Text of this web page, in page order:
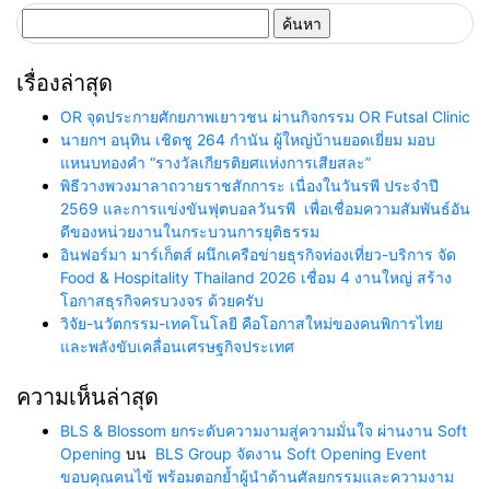
สำหรับ:
เรื่องล่าสุด
OR จุดประกายศักยภาพเยาวชน ผ่านกิจกรรม OR Futsal Clinic
นายกฯ อนุทิน เชิดชู 264 กำนัน ผู้ใหญ่บ้านยอดเยี่ยม มอบ
แหนบทองคำ “รางวัลเกียรติยศแห่งการเสียสละ”
พิธีวางพวงมาลาถวายราชสักการะ เนื่องในวันรพี ประจำปี
2569 และการแข่งขันฟุตบอลวันรพี เพื่อเชื่อมความสัมพันธ์อัน
ดีของหน่วยงานในกระบวนการยุติธรรม
อินฟอร์มา มาร์เก็ตส์ ผนึกเครือข่ายธุรกิจท่องเที่ยว-บริการ จัด
Food & Hospitality Thailand 2026 เชื่อม 4 งานใหญ่ สร้าง
โอกาสธุรกิจครบวงจร ด้วยครับ
วิจัย-นวัตกรรม-เทคโนโลยี คือโอกาสใหม่ของคนพิการไทย
และพลังขับเคลื่อนเศรษฐกิจประเทศ
ความเห็นล่าสุด
BLS & Blossom ยกระดับความงามสู่ความมั่นใจ ผ่านงาน Soft
Opening บน BLS Group จัดงาน Soft Opening Event
ขอบคุณคนไข้ พร้อมตอกย้ำผู้นำด้านศัลยกรรมและความงาม